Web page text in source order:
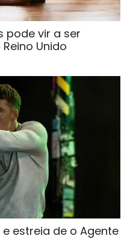
pode vir a ser
Unido
estreia de o Agente